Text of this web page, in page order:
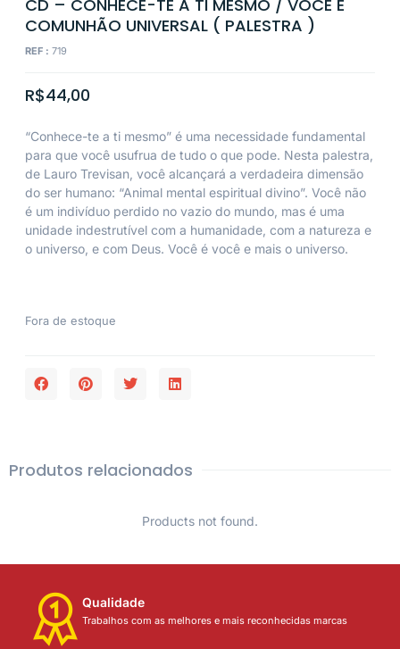
CD – CONHECE-TE A TI MESMO / VOCÊ É
COMUNHÃO UNIVERSAL ( PALESTRA )
REF : 719
R$44,00
“Conhece-te a ti mesmo” é uma necessidade fundamental
para que você usufrua de tudo o que pode. Nesta palestra,
de Lauro Trevisan, você alcançará a verdadeira dimensão
do ser humano: “Animal mental espiritual divino”. Você não
é um indivíduo perdido no vazio do mundo, mas é uma
unidade indestrutível com a humanidade, com a natureza e
o universo, e com Deus. Você é você e mais o universo.
Fora de estoque
Produtos relacionados
Products not found.
Qualidade
Trabalhos com as melhores e mais reconhecidas marcas